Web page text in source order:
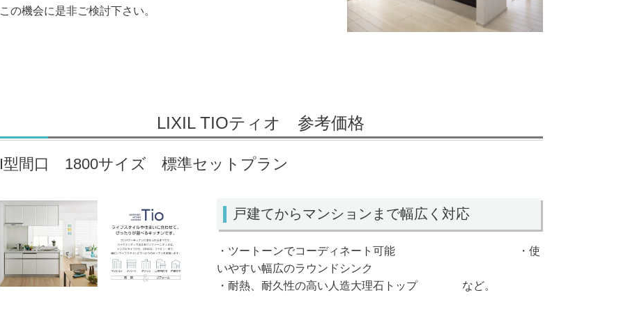
この機会に是非ご検討下さい。
LIXIL TIOティオ 参考価格
I型間口 1800サイズ 標準セットプラン
戸建てからマンションまで幅広く対応
・ツートーンでコーディネート可能
・使
いやすい幅広のラウンドシンク
・耐熱、耐久性の高い人造大理石トップなど。